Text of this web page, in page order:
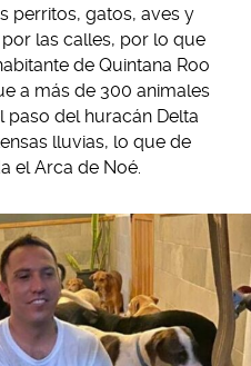
perritos, gatos, aves y
las calles, por lo que
de Quintana Roo
a más de 300 animales
paso del huracán Delta
lluvias, lo que de
el Arca de Noé.